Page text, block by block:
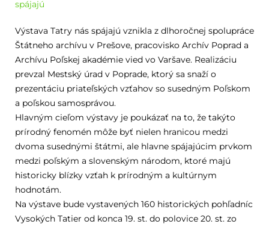
spájajú
Výstava Tatry nás spájajú vznikla z dlhoročnej spolupráce
Štátneho archívu v Prešove, pracovisko Archív Poprad a
Archívu Poľskej akadémie vied vo Varšave. Realizáciu
prevzal Mestský úrad v Poprade, ktorý sa snaží o
prezentáciu priateľských vzťahov so susedným Poľskom
a poľskou samosprávou.
Hlavným cieľom výstavy je poukázať na to, že takýto
prírodný fenomén môže byť nielen hranicou medzi
dvoma susednými štátmi, ale hlavne spájajúcim prvkom
medzi poľským a slovenským národom, ktoré majú
historicky blízky vzťah k prírodným a kultúrnym
hodnotám.
Na výstave bude vystavených 160 historických pohľadníc
Vysokých Tatier od konca 19. st. do polovice 20. st. zo